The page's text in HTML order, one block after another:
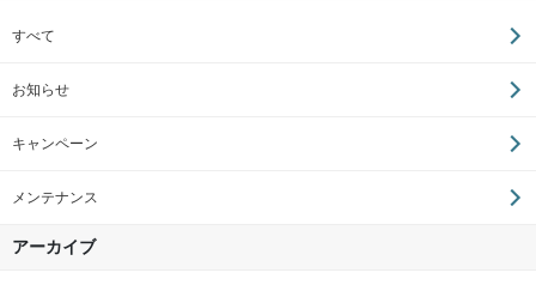
すべて
お知らせ
キャンペーン
メンテナンス
アーカイブ